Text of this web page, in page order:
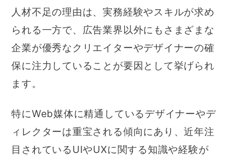
人材不足の理由は、実務経験やスキルが求め
られる一方で、広告業界以外にもさまざまな
企業が優秀なクリエイターやデザイナーの確
保に注力していることが要因として挙げられ
ます。
特にWeb媒体に精通しているデザイナーやデ
ィレクターは重宝される傾向にあり、近年注
目されているUIやUXに関する知識や経験が